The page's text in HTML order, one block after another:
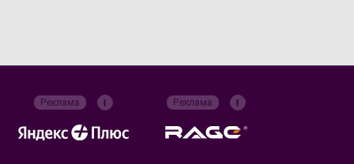
Реклама Реклама